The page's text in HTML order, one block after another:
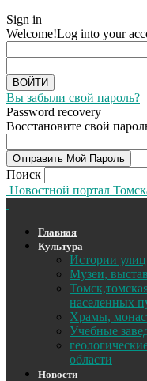
Sign in
Welcome!Log into your
Вы забыли свой пароль?
Password recovery
Восстановите свой
Поиск
Новостной портал
Главная
Культура
Истории
Музеи,
населенных
Храмы,
Учебные
области
Новости